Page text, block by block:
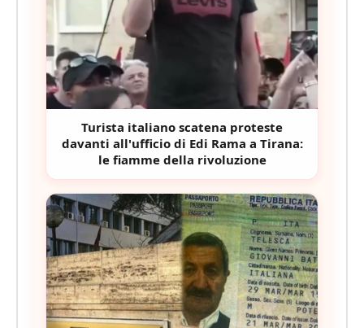
Turista italiano scatena proteste
davanti all'ufficio di Edi Rama a Tirana:
le fiamme della rivoluzione